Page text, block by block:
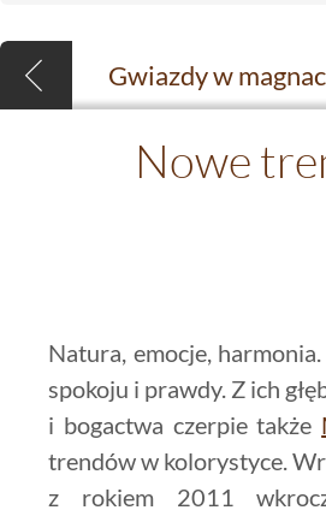
Nowe
Natura, emocje,
spokoju i prawdy. Z ich
i bogactwa czerpie także
trendów w kolorystyce.
z rokiem 2011